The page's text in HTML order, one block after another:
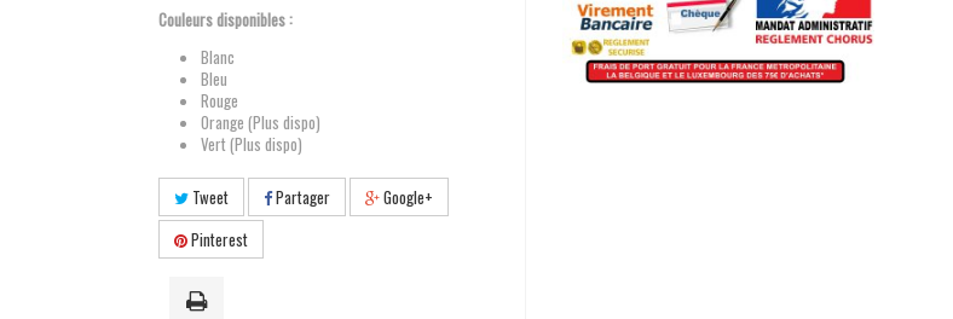
Couleurs disponibles :
Blanc
Bleu
Rouge
Orange (Plus dispo)
Vert (Plus dispo)
Tweet Partager
Google+
Pinterest